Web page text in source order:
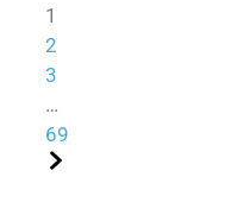
1
2
3
…
69